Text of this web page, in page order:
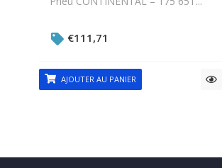
€111,71
AJOUTER AU PANIER